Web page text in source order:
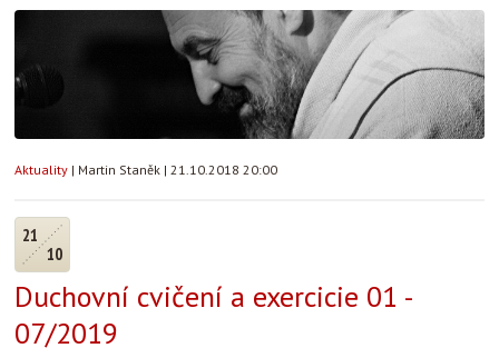
Aktuality | Martin Staněk | 21.10.2018 20:00
21
10
Duchovní cvičení a exercicie 01 -
07/2019